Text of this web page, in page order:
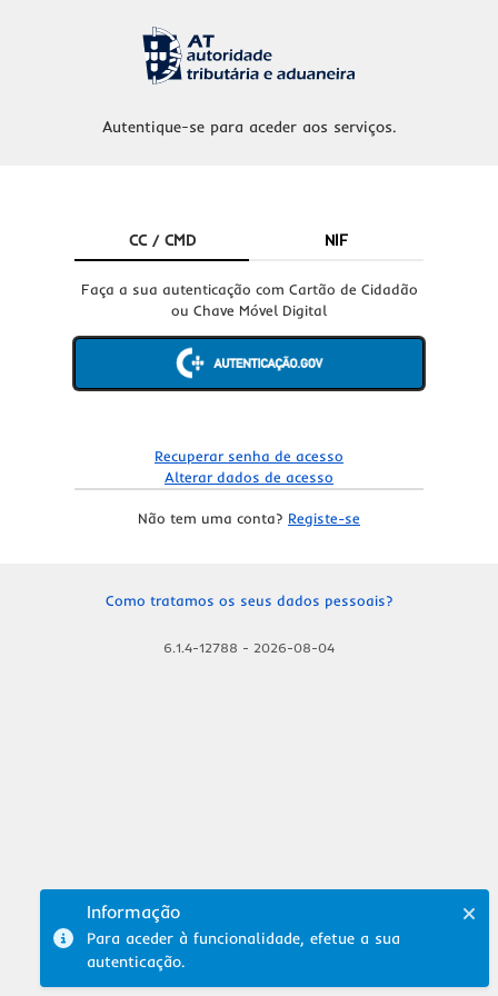
Autentique-se para aceder aos serviços.
CC / CMD NIF
Faça a sua autenticação com Cartão de Cidadão
ou Chave Móvel Digital
Recuperar senha de acesso
Alterar dados de acesso
Não tem uma conta? Registe-se
Como tratamos os seus dados pessoais?
6.1.4-12788 - 2026-08-04
Informação
Para aceder à funcionalidade, efetue a sua
autenticação.